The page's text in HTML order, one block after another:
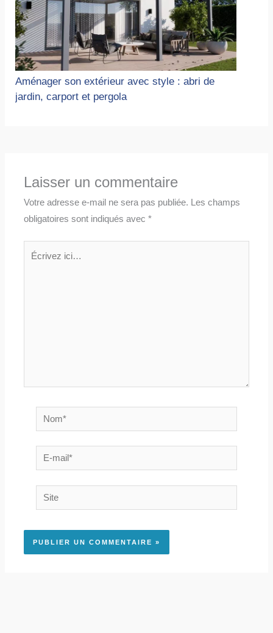
Aménager son extérieur avec style : abri de
jardin, carport et pergola
Laisser un commentaire
Votre adresse e-mail ne sera pas publiée. Les champs
obligatoires sont indiqués avec*
Écrivez
Nom*
E-
mail*
Site